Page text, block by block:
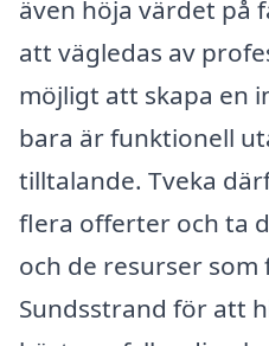
även höja värdet på
att vägledas av
möjligt att skapa en
bara är funktionell
tilltalande. Tveka
flera offerter och ta
och de resurser
Sundsstrand för att